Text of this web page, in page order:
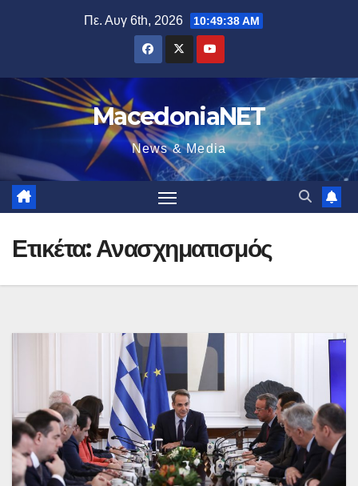
Πε. Αυγ 6th, 2026 10:49:39 AM
MacedoniaNET
News & Media
Ετικέτα:Ανασχηματισμός